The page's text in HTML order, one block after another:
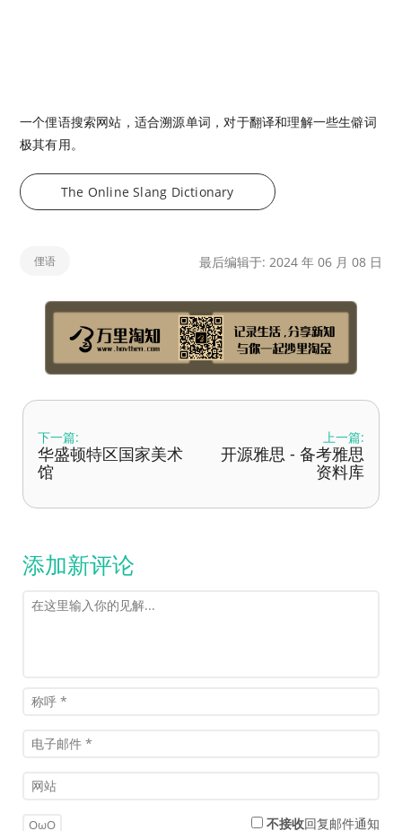
一个俚语搜索网站，适合溯源单词，对于翻译和理解一些生僻词
极其有用。
The Online Slang Dictionary
俚语 最后编辑于: 2024 年 06 月 08 日
下一篇:
华盛顿特区国家美术
馆
上一篇:
开源雅思 - 备考雅思
资料库
添加新评论
OωO 不接收回复邮件通知